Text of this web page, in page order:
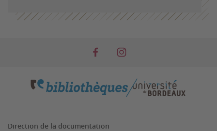
Direction de la documentation